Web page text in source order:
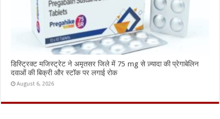
डिस्ट्रिक्ट मजिस्ट्रेट ने अमृतसर जिले में 75 mg से ज़्यादा की प्रेगाबेलिन
दवाओं की बिक्री और स्टॉक पर लगाई रोक
August 6, 2026